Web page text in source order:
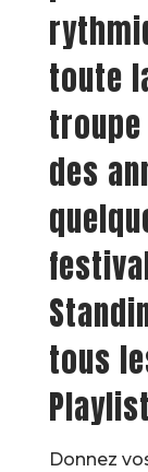
toute
des
tous
Donnez